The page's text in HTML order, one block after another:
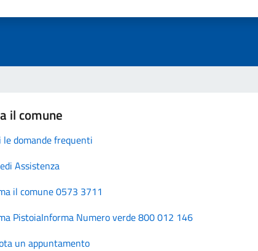
il comune
le domande frequenti
Assistenza
il comune 0573 3711
PistoiaInforma Numero verde 800 012 146
un appuntamento